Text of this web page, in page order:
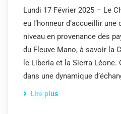
Lundi 17 Février 2025 – Le
eu l’honneur d’accueillir
niveau en provenance des
du Fleuve Mano, à savoir la
le Liberia et la Sierra
dans une dynamique
Lire plus